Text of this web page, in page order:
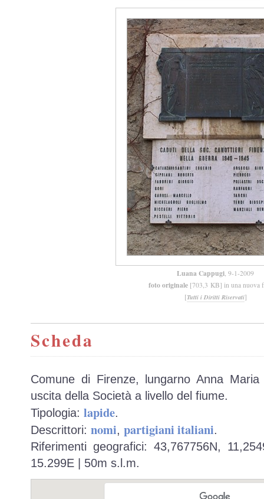
Luana Cappugi, 9-1-2009
foto originale [703,3 KB] in una nuova
[Tutti i Diritti Riservati]
Scheda
Comune di Firenze, lungarno Anna
uscita della Società a livello del fiume.
Tipologia: lapide.
Descrittori: nomi, partigiani italiani.
Riferimenti geografici: 43,767756N,
15.299E | 50m s.l.m.